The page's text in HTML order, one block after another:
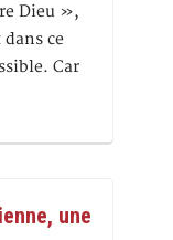
Dieu »,
ce
Car
une